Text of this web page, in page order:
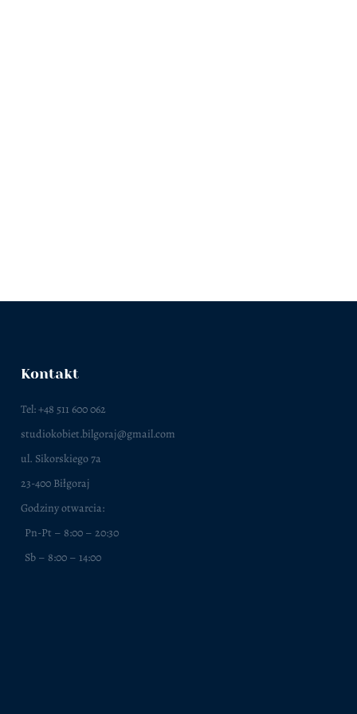
Kontakt
Tel: +48 511 600 062
studiokobiet.bilgoraj@gmail.com
ul. Sikorskiego 7a
23-400 Biłgoraj
Godziny otwarcia:
Pn-Pt – 8:00 – 20:30
Sb – 8:00 – 14:00